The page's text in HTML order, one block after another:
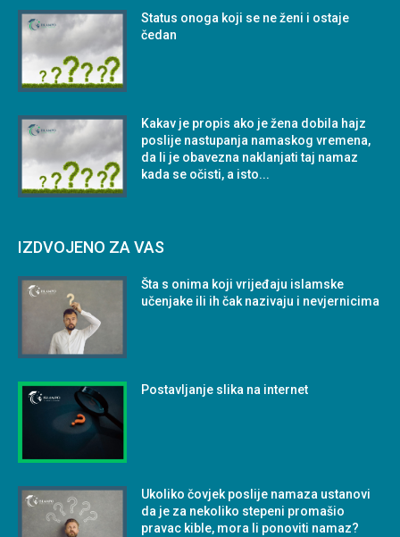
Status onoga koji se ne ženi i ostaje
čedan
Kakav je propis ako je žena dobila hajz
poslije nastupanja namaskog vremena,
da li je obavezna naklanjati taj namaz
kada se očisti, a isto...
IZDVOJENO ZA VAS
Šta s onima koji vrijeđaju islamske
učenjake ili ih čak nazivaju i nevjernicima
Postavljanje slika na internet
Ukoliko čovjek poslije namaza ustanovi
da je za nekoliko stepeni promašio
pravac kible, mora li ponoviti namaz?